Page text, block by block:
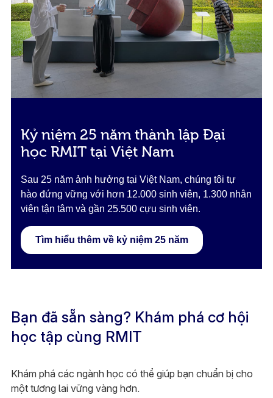
Kỷ niệm 25 năm thành lập Đại
học RMIT tại Việt Nam
Sau 25 năm ảnh hưởng tại Việt Nam, chúng tôi tự
hào đứng vững với hơn 12.000 sinh viên, 1.300 nhân
viên tận tâm và gần 25.500 cựu sinh viên.
Tìm hiểu thêm về kỷ niệm 25 năm
Bạn đã sẵn sàng? Khám phá cơ hội
học tập cùng RMIT
Khám phá các ngành học có thể giúp bạn chuẩn bị cho
một tương lai vững vàng hơn.